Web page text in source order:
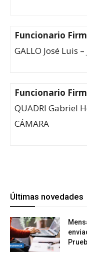
Funcionario
GALLO José Luis –
Funcionario
QUADRI Gabriel
CÁMARA
Últimas novedades